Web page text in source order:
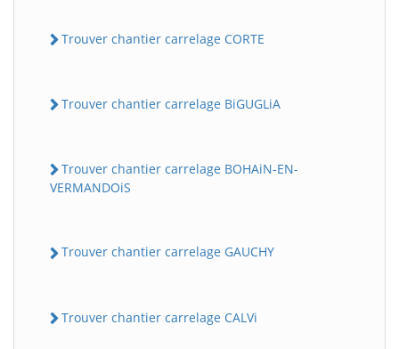
Trouver chantier carrelage CORTE
Trouver chantier carrelage BiGUGLiA
Trouver chantier carrelage BOHAiN-EN-
VERMANDOiS
Trouver chantier carrelage GAUCHY
Trouver chantier carrelage CALVi